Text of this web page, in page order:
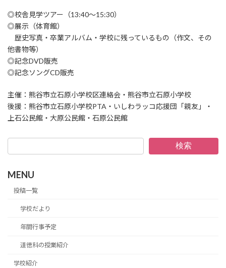
◎校舎見学ツアー（13:40〜15:30）
◎展示（体育館）
歴史写真・卒業アルバム・学校に残っているもの（作文、その
他書物等）
◎記念DVD販売
◎記念ソングCD販売
主催：熊谷市立石原小学校区連絡会・熊谷市立石原小学校
後援：熊谷市立石原小学校PTA・いしわラッコ応援団「親友」・
上石公民館・大原公民館・石原公民館
検索
MENU
投稿一覧
学校だより
年間行事予定
道徳科の授業紹介
学校紹介